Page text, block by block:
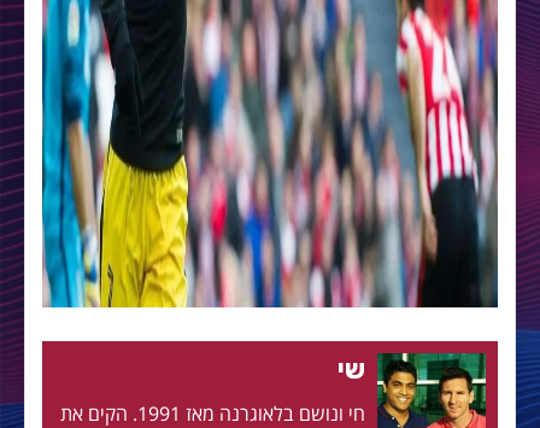
שי
חי ונושם בלאוגרנה מאז 1991. הקים את